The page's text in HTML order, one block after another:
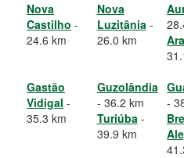
Nova
Castilho -
24.6 km
Nova
Luzitânia-
26.0 km
Gastão
Vidigal -
35.3 km
Guzolândia
- 36.2 km
-
Turiúba-
39.9 km